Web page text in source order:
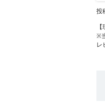
投
※
レ